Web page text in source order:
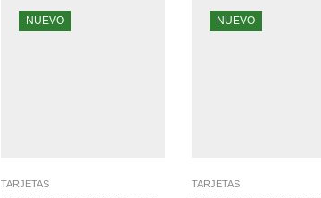
NUEVO
TARJETAS
NUEVO
TARJETAS